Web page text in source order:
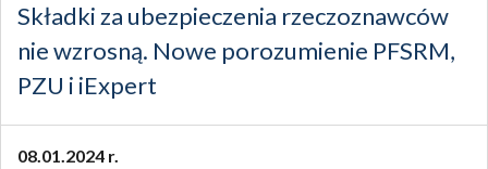
Składki za ubezpieczenia rzeczoznawców
nie wzrosną. Nowe porozumienie PFSRM,
PZU i iExpert
08.01.2024 r.